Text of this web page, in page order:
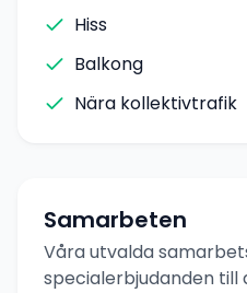
Hiss
Balkong
Nära kollektivtrafik
Samarbeten
Våra utvalda
specialerbjudanden till